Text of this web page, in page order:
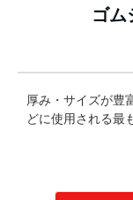
ゴム
厚み・サイズが豊
どに使用される最